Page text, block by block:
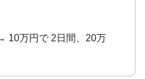
10万円で 2日間、20万